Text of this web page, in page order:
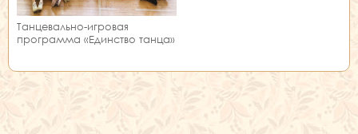
Танцевально-игровая
программа «Единство танца»